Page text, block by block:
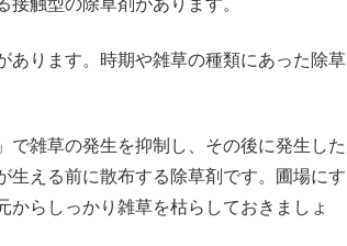
触型の除草剤があります。
あります。時期や雑草の種類にあった除草
雑草の発生を抑制し、その後に発生した
生える前に散布する除草剤です。圃場にす
からしっかり雑草を枯らしておきましょ